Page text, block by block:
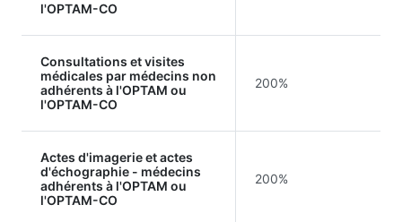
l'OPTAM-CO
Consultations et visites
médicales par médecins non
adhérents à l'OPTAM ou
l'OPTAM-CO
200%
Actes d'imagerie et actes
d'échographie - médecins
adhérents à l'OPTAM ou
l'OPTAM-CO
200%